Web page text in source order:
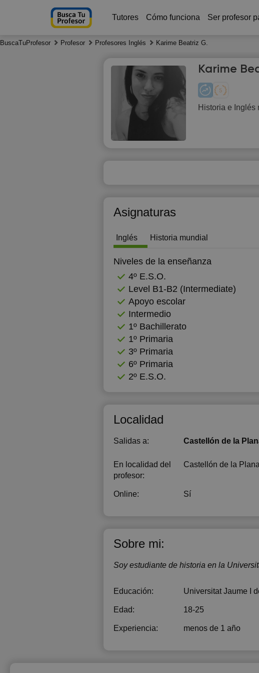
Tutores Cómo funciona Ser profesor
BuscaTuProfesor Profesor Profesores Inglés Karime Beatriz G.
Karime
Historia e Inglés
Asignaturas
Inglés Historia mundial
Niveles de la enseñanza
4º E.S.O.
Level B1-B2 (Intermediate)
Apoyo escolar
Intermedio
1º Bachillerato
1º Primaria
3º Primaria
6º Primaria
2º E.S.O.
Localidad
Salidas a: Castellón de la
En localidad del
profesor:
Castellón de la Plana
Online: Sí
Sobre mi:
Soy estudiante de historia en la
Educación: Universitat Jaume I
Edad: 18-25
Experiencia: menos de 1 año
Th
6